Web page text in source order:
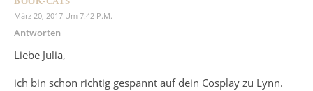
März 20, 2017 Um 7:42 P.m.
Antworten
Liebe Julia,
ich bin schon richtig gespannt auf dein Cosplay zu Lynn.